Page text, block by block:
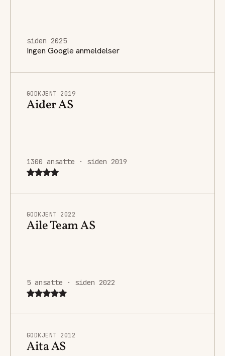
siden 2025
Ingen Google anmeldelser
GODKJENT 2019
Aider AS
1300 ansatte · siden 2019
GODKJENT 2022
Aile Team AS
5 ansatte · siden 2022
GODKJENT 2012
Aita AS